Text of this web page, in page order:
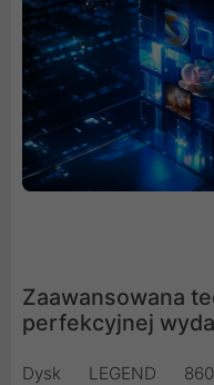
Zaawansowana
perfekcyjnej
Dysk LEGEND